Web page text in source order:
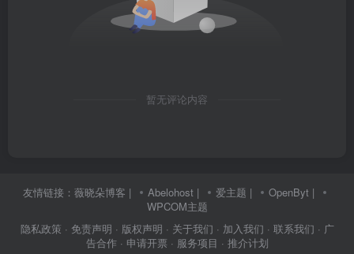
暂无评论内容
友情链接： 薇晓朵博客 | Abelohost | 爱主题 | OpenByt |
WPCOM主题
隐私政策 · 免责声明 · 版权声明 · 关于我们 · 加入我们 · 联系我们 · 广
告合作 · 申请开票 · 服务项目 · 推介计划